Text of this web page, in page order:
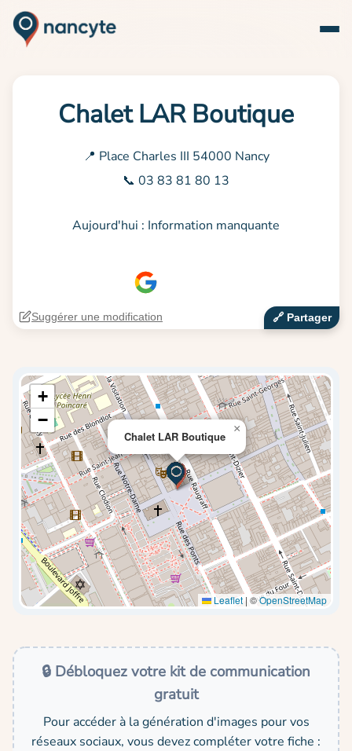
Chalet LAR Boutique
📍 Place Charles III 54000 Nancy
📞 03 83 81 80 13
Aujourd'hui : Information manquante
🔗‍️ Partager
Suggérer une modification
Chalet LAR Boutique
×
+
−
Leaflet | ©OpenStreetMap
🔒 Débloquez votre kit de communication
gratuit
Pour accéder à la génération d'images pour vos
réseaux sociaux, vous devez compléter votre fiche :